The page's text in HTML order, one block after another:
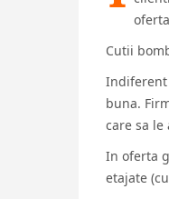
Cutii
Indiferent
buna.
care sa
In oferta
etajate